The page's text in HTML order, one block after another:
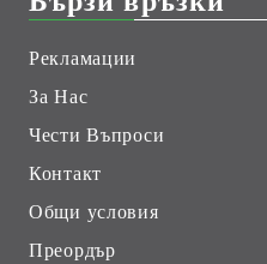
Рекламации
За Нас
Чести Въпроси
Контакт
Общи условия
Преордър